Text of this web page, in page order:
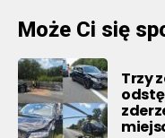
Może Ci się
Trzy